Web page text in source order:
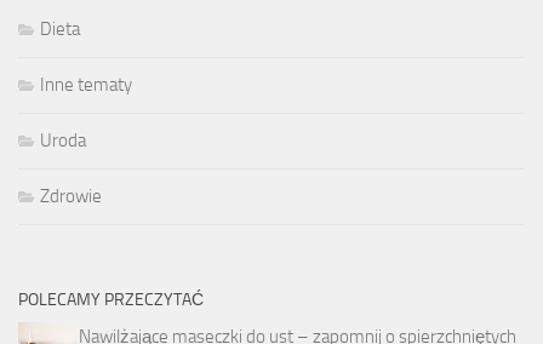
Dieta
Inne tematy
Uroda
Zdrowie
POLECAMY PRZECZYTAĆ
Nawilżające maseczki do ust – zapomnij o spierzchniętych